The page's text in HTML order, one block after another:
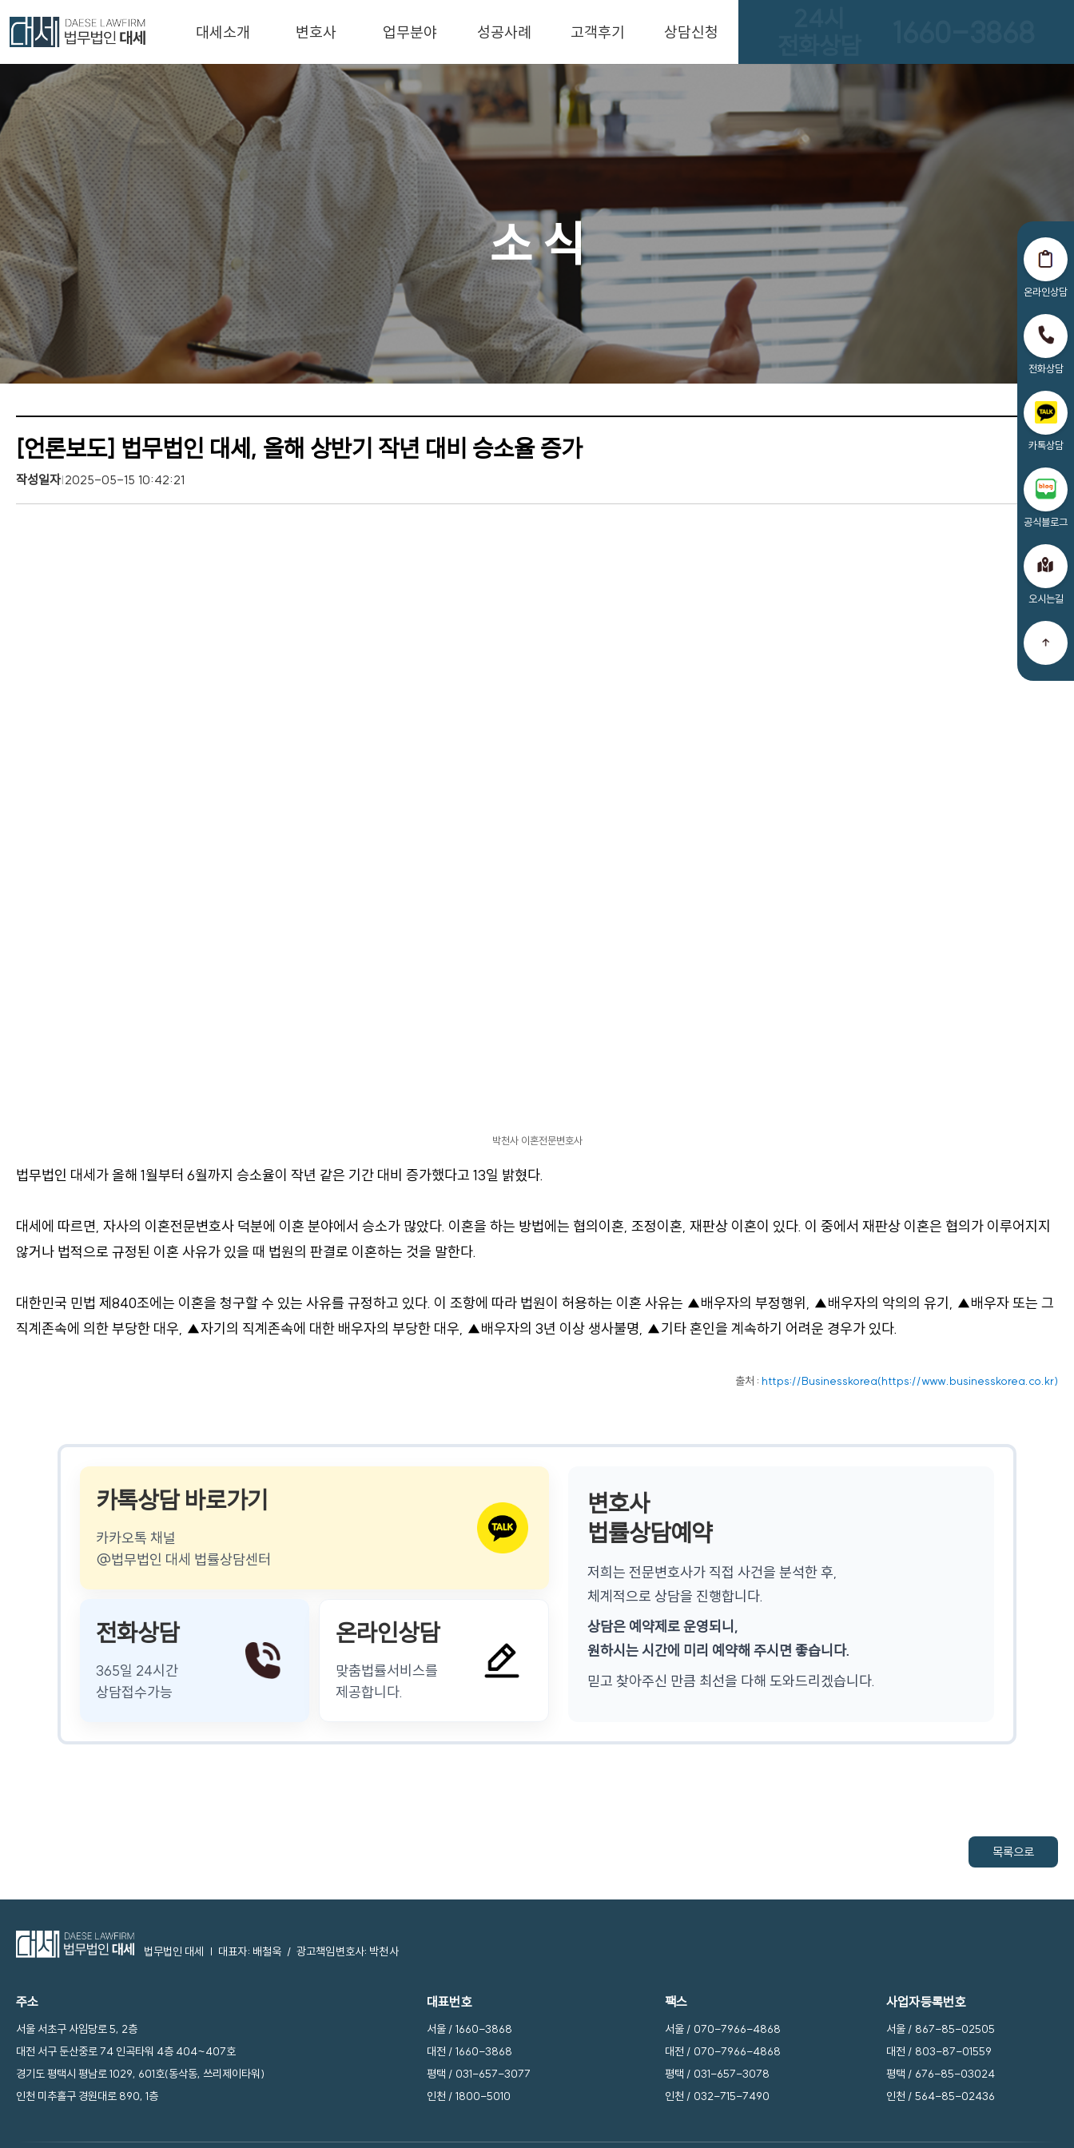
대세소개 변호사 업무분야 성공사례 고객후기 상담신청
온라인상담
전화상담
카톡상담
공식블로그
오시는길
소 식
[언론보도] 법무법인 대세, 올해 상반기 작년 대비 승소율 증가
작성일자|2025-05-15 10:42:21
박천사 이혼전문변호사
법무법인 대세가 올해 1월부터 6월까지 승소율이 작년 같은 기간 대비 증가했다고 13일 밝혔다.
대세에 따르면, 자사의 이혼전문변호사 덕분에 이혼 분야에서 승소가 많았다. 이혼을 하는 방법에는 협의이혼, 조정이혼, 재판상 이혼이 있다. 이 중에서 재판상 이혼은 협의가 이루어지지
않거나 법적으로 규정된 이혼 사유가 있을 때 법원의 판결로 이혼하는 것을 말한다.
대한민국 민법 제840조에는 이혼을 청구할 수 있는 사유를 규정하고 있다. 이 조항에 따라 법원이 허용하는 이혼 사유는 ▲배우자의 부정행위, ▲배우자의 악의의 유기, ▲배우자 또는 그
직계존속에 의한 부당한 대우, ▲자기의 직계존속에 대한 배우자의 부당한 대우, ▲배우자의 3년 이상 생사불명, ▲기타 혼인을 계속하기 어려운 경우가 있다.
출처 : https://Businesskorea(https://www.businesskorea.co.kr)
변호사
법률상담예약
저희는 전문변호사가 직접 사건을 분석한 후,
체계적으로 상담을 진행합니다.
상담은 예약제로 운영되니,
원하시는 시간에 미리 예약해 주시면 좋습니다.
믿고 찾아주신 만큼 최선을 다해 도와드리겠습니다.
카톡상담 바로가기
카카오톡 채널
@법무법인 대세 법률상담센터
전화상담
365일 24시간
상담접수가능
온라인상담
맞춤법률서비스를
제공합니다.
목록으로
법무법인 대세 | 대표자: 배철욱 / 광고책임변호사: 박천사
주소
서울 서초구 사임당로 5, 2층
대전 서구 둔산중로 74 인곡타워 4층 404~407호
경기도 평택시 평남로 1029, 601호(동삭동, 쓰리제이타워)
인천 미추홀구 경원대로 890, 1층
대표번호
서울 / 1660-3868
대전 / 1660-3868
평택 / 031-657-3077
인천 / 1800-5010
팩스
서울 / 070-7966-4868
대전 / 070-7966-4868
평택 / 031-657-3078
인천 / 032-715-7490
사업자등록번호
서울 / 867-85-02505
대전 / 803-87-01559
평택 / 676-85-03024
인천 / 564-85-02436